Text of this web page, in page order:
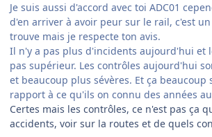
Je suis aussi d'accord avec toi ADC01
d'en arriver à avoir peur sur le rail, c'est
trouve mais je respecte ton avis.
Il n'y a pas plus d'incidents aujourd'hui et
pas supérieur. Les contrôles aujourd'hui
et beaucoup plus sévères. Et ça
rapport à ce qu'ils on connu des années
Certes mais les contrôles, ce n'est pas ça
accidents, voir sur la routes et de quels